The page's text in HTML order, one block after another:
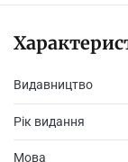
Видавництво
Рік видання
Мова